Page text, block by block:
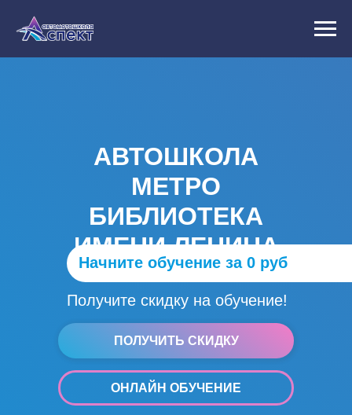
ПОЛУЧИТЬ СКИДКУ
АВТОШКОЛА
МЕТРО
БИБЛИОТЕКА
ИМЕНИ ЛЕНИНА
Начните обучение за 0 руб
Получите скидку на обучение!
ОНЛАЙН ОБУЧЕНИЕ